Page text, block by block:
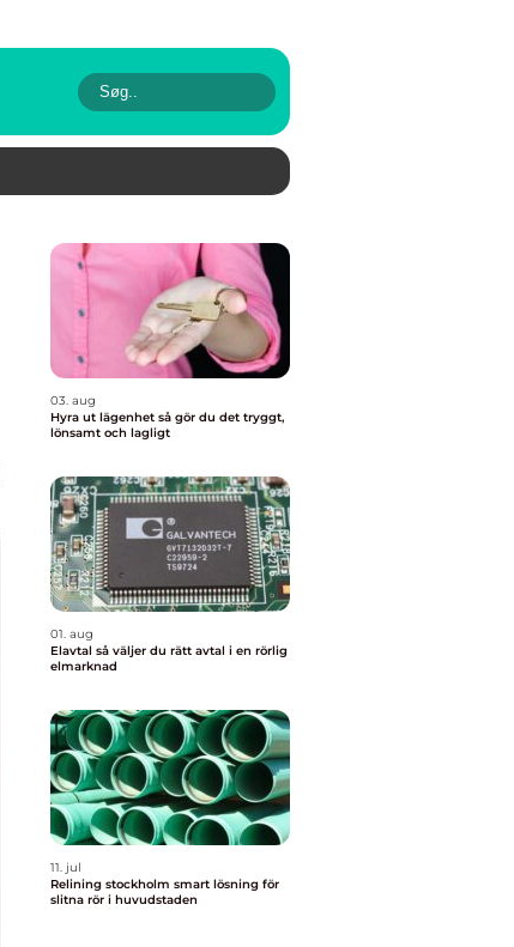
03. aug
Hyra ut lägenhet så gör du det tryggt,
lönsamt och lagligt
01. aug
Elavtal så väljer du rätt avtal i en rörlig
elmarknad
11. jul
Relining stockholm smart lösning för
slitna rör i huvudstaden